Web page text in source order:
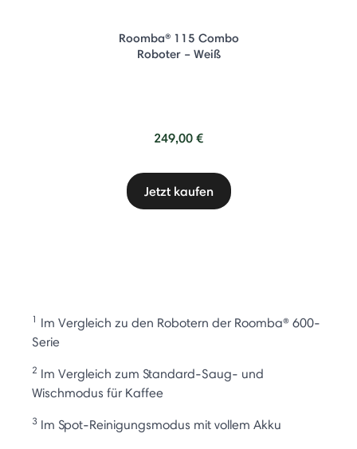
Roomba® 115 Combo
Roboter – Weiß
249,00 €
Jetzt kaufen
1 Im Vergleich zu den Robotern der Roomba® 600-
Serie
2 Im Vergleich zum Standard-Saug- und
Wischmodus für Kaffee
3 Im Spot-Reinigungsmodus mit vollem Akku